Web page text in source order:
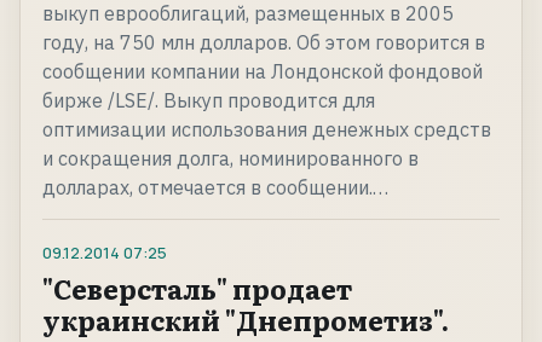
выкуп еврооблигаций, размещенных в 2005
году, на 750 млн долларов. Об этом говорится в
сообщении компании на Лондонской фондовой
бирже /LSE/. Выкуп проводится для
оптимизации использования денежных средств
и сокращения долга, номинированного в
долларах, отмечается в сообщении.…
09.12.2014 07:25
"Северсталь" продает
украинский "Днепрометиз".